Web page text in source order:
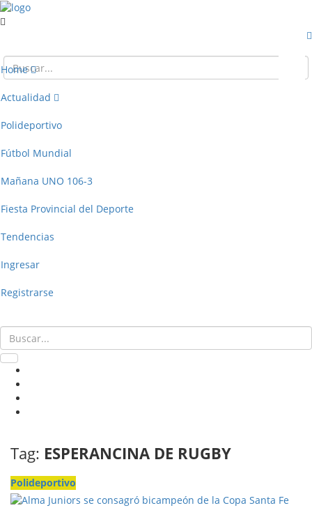
Home
Actualidad
Polideportivo
Fútbol Mundial
Mañana UNO 106-3
Fiesta Provincial del Deporte
Tendencias
Ingresar
Registrarse
Tag: ESPERANCINA DE RUGBY
Polideportivo